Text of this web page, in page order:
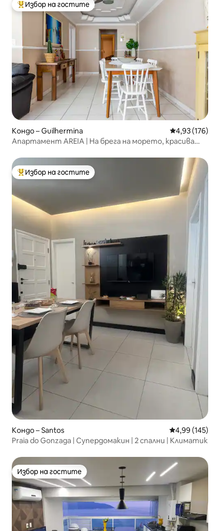
Най-популярен избор на гостите
Избор на гостите
Кондо – Guilhermina Средна
4,93 (176)
Апартамент AREIA | На брега на морето, красива
Най-популярен избор на гостите
Избор на гостите
Кондо – Santos Средна
4,99 (145)
Praia do Gonzaga | Супердомакин | 2 спални | Климатик
Избор на гостите
Избор на гостите